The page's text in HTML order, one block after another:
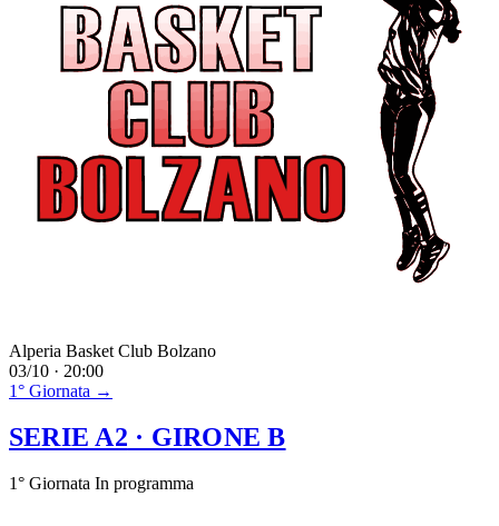
Alperia Basket Club Bolzano
03/10 · 20:00
1° Giornata →
SERIE A2 · GIRONE B
1° Giornata In programma